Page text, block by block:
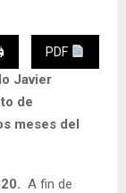
PDF
Javier
de
meses del
A fin de